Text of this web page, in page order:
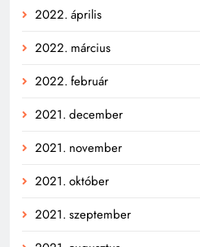
2022. április
2022. március
2022. február
2021. december
2021. november
2021. október
2021. szeptember